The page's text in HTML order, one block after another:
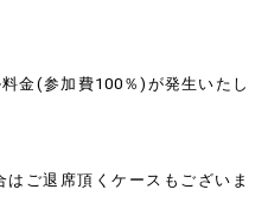
金(参加費100％)が発生いたし
ご退席頂くケースもございま